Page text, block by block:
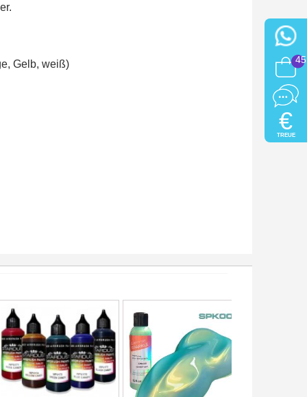
Gelb, weiß)
45
€
TREUE